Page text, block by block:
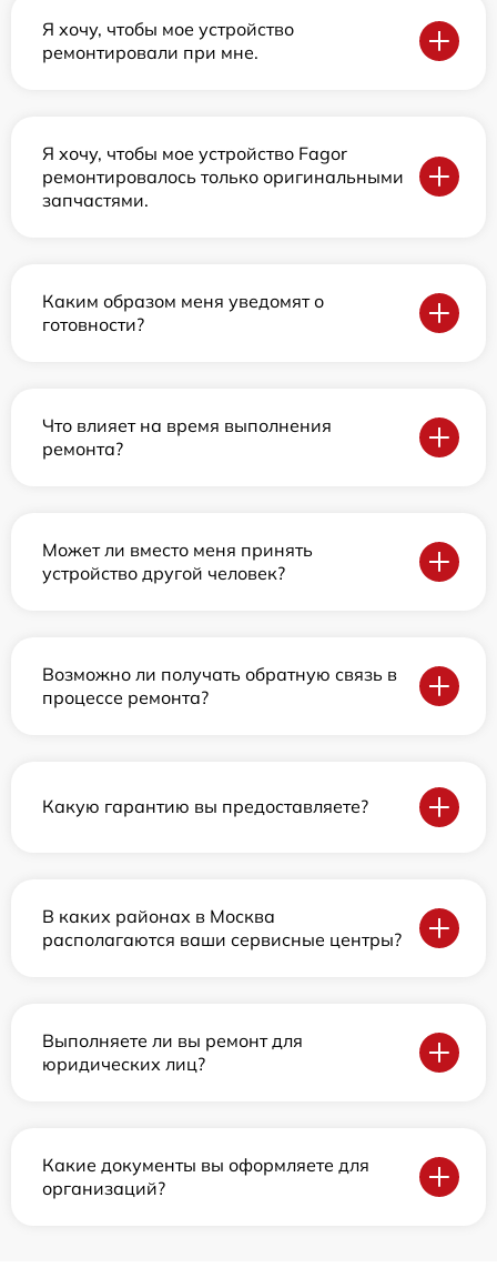
Я хочу, чтобы мое устройство
ремонтировали при мне.
Я хочу, чтобы мое устройство Fagor
ремонтировалось только оригинальными
запчастями.
Каким образом меня уведомят о
готовности?
Что влияет на время выполнения
ремонта?
Может ли вместо меня принять
устройство другой человек?
Возможно ли получать обратную связь в
процессе ремонта?
Какую гарантию вы предоставляете?
В каких районах в Москва
располагаются ваши сервисные центры?
Выполняете ли вы ремонт для
юридических лиц?
Какие документы вы оформляете для
организаций?